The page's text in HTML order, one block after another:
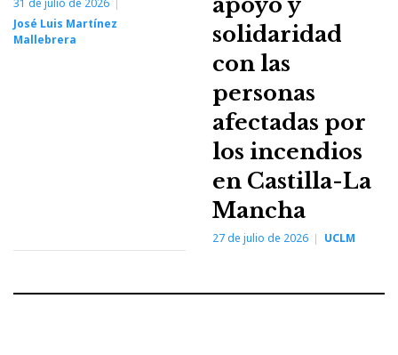
31 de julio de 2026
José Luis Martínez
Mallebrera
solidaridad
con las
personas
afectadas por
los incendios
en Castilla-La
Mancha
27 de julio de 2026 UCLM